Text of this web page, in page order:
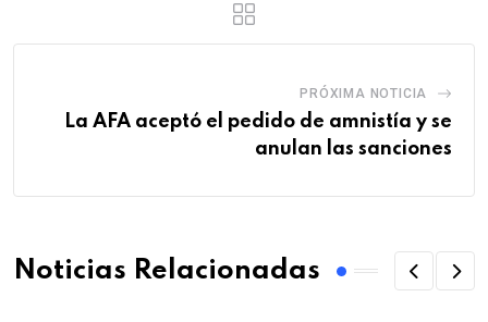
PRÓXIMA NOTICIA
La AFA aceptó el pedido de amnistía y se
anulan las sanciones
Noticias Relacionadas